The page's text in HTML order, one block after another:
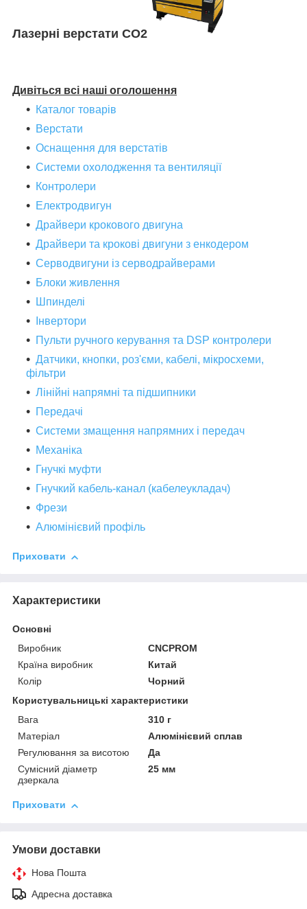
Лазерні верстати СО2
Дивіться всі наші оголошення
Каталог товарів
Верстати
Оснащення для верстатів
Системи охолодження та вентиляції
Контролери
Електродвигун
Драйвери крокового двигуна
Драйвери та крокові двигуни з енкодером
Серводвигуни із серводрайверами
Блоки живлення
Шпинделі
Інвертори
Пульти ручного керування та DSP контролери
Датчики, кнопки, роз'єми, кабелі, мікросхеми,
фільтри
Лінійні напрямні та підшипники
Передачі
Системи змащення напрямних і передач
Механіка
Гнучкі муфти
Гнучкий кабель-канал (кабелеукладач)
Фрези
Алюмінієвий профіль
Приховати
Характеристики
Основні
Виробник
CNCPROM
Країна виробник
Китай
Колір
Чорний
Користувальницькі характеристики
Вага
310 г
Матеріал
Алюмінієвий сплав
Регулювання за висотою
Да
Сумісний діаметр
дзеркала
25 мм
Приховати
Умови доставки
Нова Пошта
Адресна доставка